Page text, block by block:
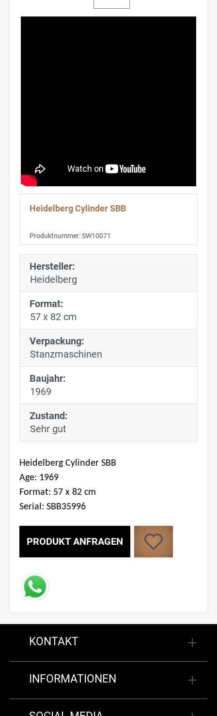
Heidelberg Cylinder SBB
Produktnummer:SW10071
Hersteller:
Heidelberg
Format:
57 x 82 cm
Verpackung:
Stanzmaschinen
Baujahr:
1969
Zustand:
Sehr gut
Heidelberg Cylinder SBB
Age: 1969
Format: 57 x 82 cm
Serial: SBB35996
PRODUKT ANFRAGEN
KONTAKT
INFORMATIONEN